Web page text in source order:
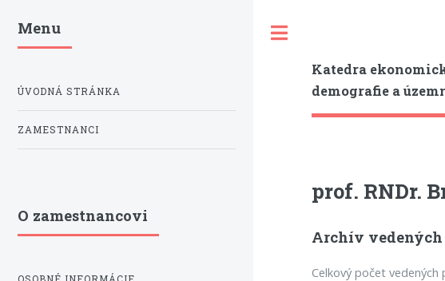
Katedra
demografie a
prof. RNDr.
Archív vedených
Celkový počet vedených
Menu
ÚVODNÁ STRÁNKA
ZAMESTNANCI
O zamestnancovi